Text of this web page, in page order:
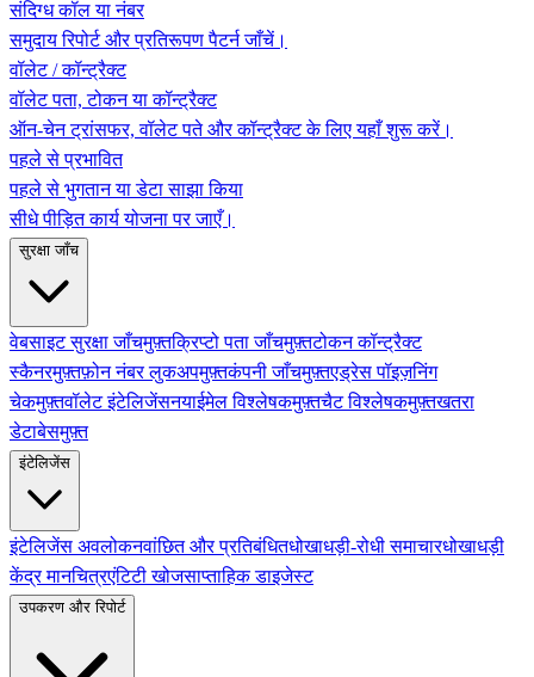
संदिग्ध कॉल या नंबर
समुदाय रिपोर्ट और प्रतिरूपण पैटर्न जाँचें।
वॉलेट / कॉन्ट्रैक्ट
वॉलेट पता, टोकन या कॉन्ट्रैक्ट
ऑन-चेन ट्रांसफर, वॉलेट पते और कॉन्ट्रैक्ट के लिए यहाँ शुरू करें।
पहले से प्रभावित
पहले से भुगतान या डेटा साझा किया
सीधे पीड़ित कार्य योजना पर जाएँ।
सुरक्षा जाँच
वेबसाइट सुरक्षा जाँचमुफ़्तक्रिप्टो पता जाँचमुफ़्तटोकन कॉन्ट्रैक्ट
स्कैनरमुफ़्तफ़ोन नंबर लुकअपमुफ़्तकंपनी जाँचमुफ़्तएड्रेस पॉइज़निंग
चेकमुफ़्तवॉलेट इंटेलिजेंसनयाईमेल विश्लेषकमुफ़्तचैट विश्लेषकमुफ़्तखतरा
डेटाबेसमुफ़्त
इंटेलिजेंस
इंटेलिजेंस अवलोकनवांछित और प्रतिबंधितधोखाधड़ी-रोधी समाचारधोखाधड़ी
केंद्र मानचित्रएंटिटी खोजसाप्ताहिक डाइजेस्ट
उपकरण और रिपोर्ट